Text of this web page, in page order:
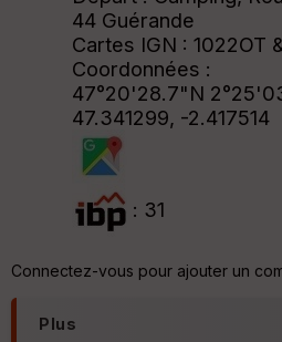
44 Guérande
Cartes IGN : 1022OT
Coordonnées :
47°20'28.7"N
47.341299, -2.417514
: 31
Connectez-vous pour ajouter un
Plus